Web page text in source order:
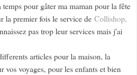
pour gâter ma maman pour la fête
la premier fois le service de Collishop.
pas trop leur services mais j'ai
articles pour la maison, la
vos voyages, pour les enfants et bien